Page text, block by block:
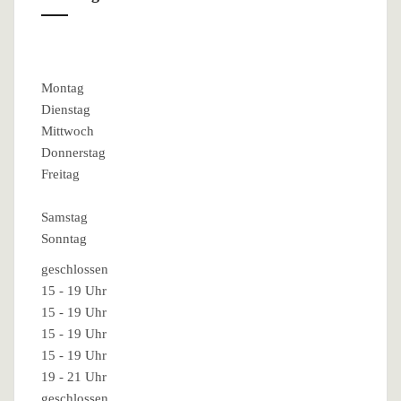
Montag
Dienstag
Mittwoch
Donnerstag
Freitag
Samstag
Sonntag
geschlossen
15 - 19 Uhr
15 - 19 Uhr
15 - 19 Uhr
15 - 19 Uhr
19 - 21 Uhr